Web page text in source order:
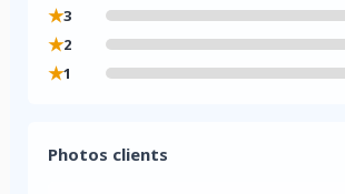
★3
★2
★1
Photos clients